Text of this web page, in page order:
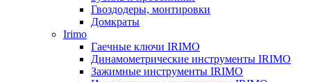
Гвоздодеры, монтировки
Домкраты
Irimo
Гаечные ключи IRIMO
Динамометрические инструменты IRIMO
Зажимные инструменты IRIMO